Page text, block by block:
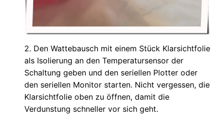
2. Den Wattebausch mit einem Stück Klarsichtfolie
als Isolierung an den Temperatursensor der
Schaltung geben und den seriellen Plotter oder
den seriellen Monitor starten. Nicht vergessen, die
Klarsichtfolie oben zu öffnen, damit die
Verdunstung schneller vor sich geht.